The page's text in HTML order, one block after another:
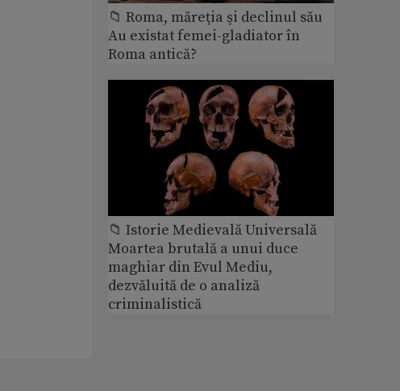
📁 Roma, măreţia şi declinul său
Au existat femei-gladiator în
Roma antică?
📁 Istorie Medievală Universală
Moartea brutală a unui duce
maghiar din Evul Mediu,
dezvăluită de o analiză
criminalistică